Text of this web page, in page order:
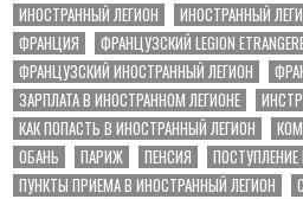
ИНОСТРАННЫЙ ЛЕГИОН
ИНОСТРАННЫЙ
ФРАНЦИЯ
ФРАНЦУЗСКИЙ LEGION
ФРАНЦУЗСКИЙ ИНОСТРАННЫЙ ЛЕГИОН
ЗАРПЛАТА В ИНОСТРАННОМ ЛЕГИОНЕ
КАК ПОПАСТЬ В ИНОСТРАННЫЙ ЛЕГИОН
ОБАНЬ
ПАРИЖ ПЕНСИЯ ПОСТУПЛЕНИЕ
ПУНКТЫ ПРИЕМА В ИНОСТРАННЫЙ ЛЕГИОН